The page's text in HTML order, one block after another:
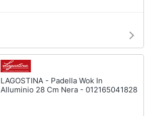
LAGOSTINA - Padella Wok In
Alluminio 28 Cm Nera - 012165041828